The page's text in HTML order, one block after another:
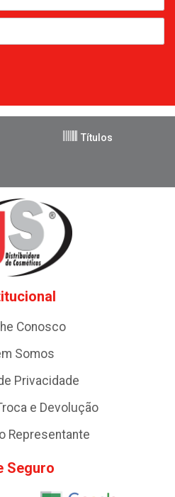
Títulos
Conosco
Somos
Privacidade
e Devolução
Representante
Seguro